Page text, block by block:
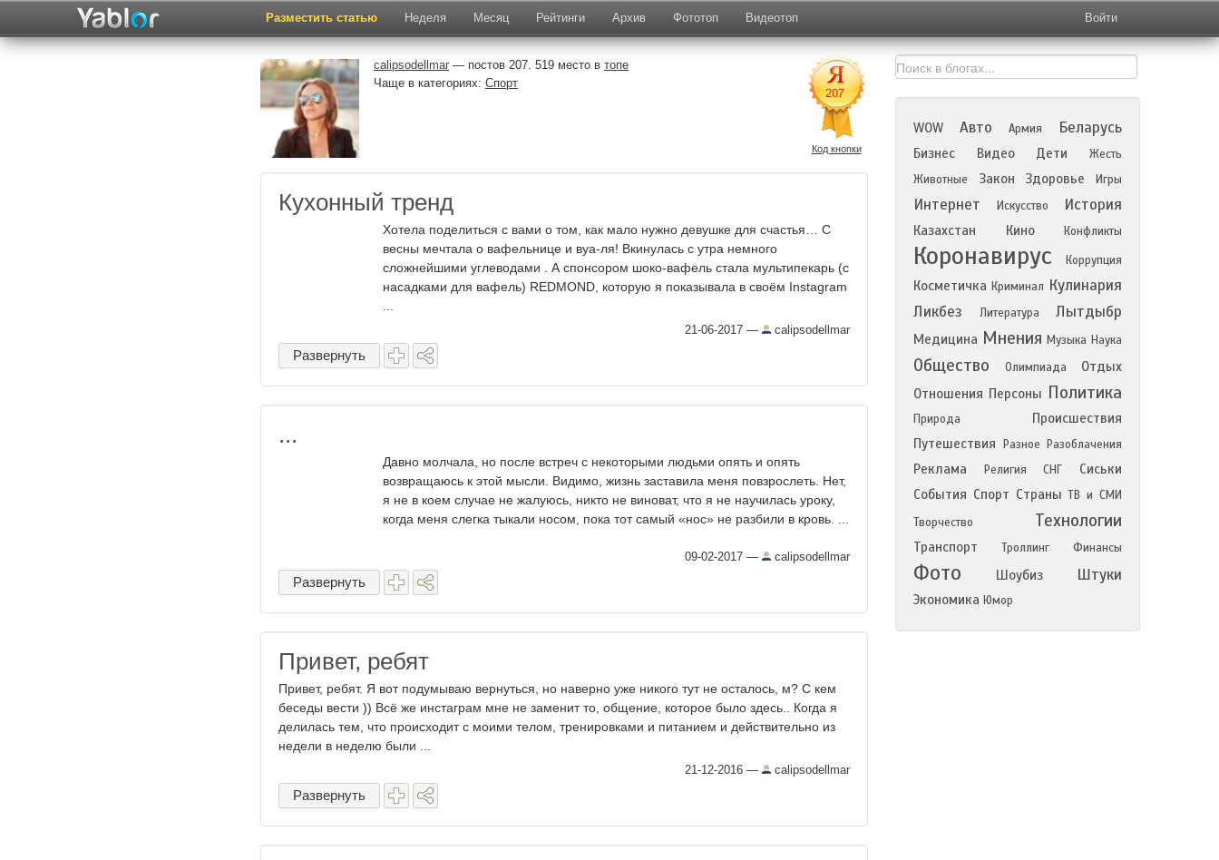
Разместить статью Неделя Месяц Рейтинги Архив Фототоп Видеотоп Войти
calipsodellmar — постов 207. 519 место в топе
Чаще в категориях: Спорт
Код кнопки
Кухонный тренд
Хотела поделиться с вами о том, как мало нужно девушке для счастья… С
весны мечтала о вафельнице и вуа-ля! Вкинулась с утра немного
сложнейшими углеводами . А спонсором шоко-вафель стала мультипекарь (с
насадками для вафель) REDMOND, которую я показывала в своём Instagram
21-06-2017 — calipsodellmar
Развернуть
...
Давно молчала, но после встреч с некоторыми людьми опять и опять
возвращаюсь к этой мысли. Видимо, жизнь заставила меня повзрослеть. Нет,
я не в коем случае не жалуюсь, никто не виноват, что я не научилась уроку,
когда меня слегка тыкали носом, пока тот самый «нос» не разбили в кровь. ...
09-02-2017 — calipsodellmar
Развернуть
Привет, ребят
Привет, ребят. Я вот подумываю вернуться, но наверно уже никого тут не осталось, м? С кем
беседы вести )) Всё же инстаграм мне не заменит то, общение, которое было здесь.. Когда я
делилась тем, что происходит с моими телом, тренировками и питанием и действительно из
недели в неделю были ...
21-12-2016 — calipsodellmar
Развернуть
WOW Авто Армия Беларусь
Бизнес Видео Дети
Жесть
Животные
Закон Здоровье Игры
Интернет Искусство История
Казахстан Кино Конфликты
Коронавирус Коррупция
Косметичка Криминал Кулинария
Ликбез
Литература Лытдыбр
Медицина Мнения Музыка Наука
Общество Олимпиада
Отдых
Отношения Персоны Политика
Природа
Происшествия
Путешествия
Разное Разоблачения
Реклама Религия СНГ
Сиськи
События Спорт Страны ТВ и СМИ
Творчество
Технологии
Транспорт Троллинг Финансы
Фото Шоубиз Штуки
Экономика Юмор